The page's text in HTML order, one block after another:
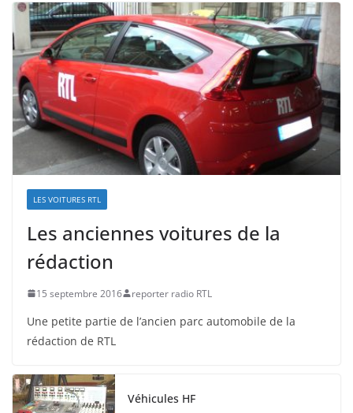
LES VOITURES RTL
Les anciennes voitures de la
rédaction
15 septembre 2016 reporter radio RTL
Une petite partie de l’ancien parc automobile de la
rédaction de RTL
Véhicules HF